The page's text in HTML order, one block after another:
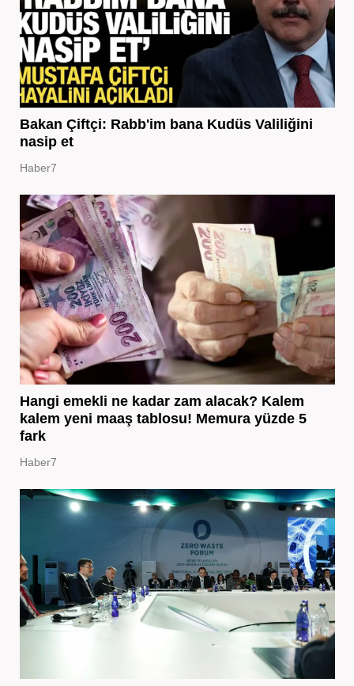
Bakan Çiftçi: Rabb'im bana Kudüs Valiliğini
nasip et
Haber7
Hangi emekli ne kadar zam alacak? Kalem
kalem yeni maaş tablosu! Memura yüzde 5
fark
Haber7